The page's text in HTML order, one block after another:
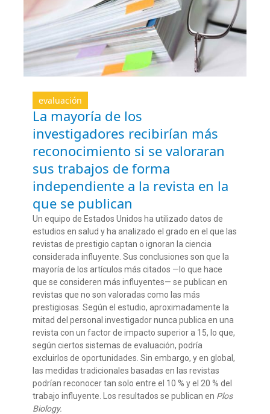
evaluación
La mayoría de los
investigadores recibirían más
reconocimiento si se valoraran
sus trabajos de forma
independiente a la revista en la
que se publican
Un equipo de Estados Unidos ha utilizado datos de
estudios en salud y ha analizado el grado en el que las
revistas de prestigio captan o ignoran la ciencia
considerada influyente. Sus conclusiones son que la
mayoría de los artículos más citados —lo que hace
que se consideren más influyentes— se publican en
revistas que no son valoradas como las más
prestigiosas. Según el estudio, aproximadamente la
mitad del personal investigador nunca publica en una
revista con un factor de impacto superior a 15, lo que,
según ciertos sistemas de evaluación, podría
excluirlos de oportunidades. Sin embargo, y en global,
las medidas tradicionales basadas en las revistas
podrían reconocer tan solo entre el 10 % y el 20 % del
trabajo influyente. Los resultados se publican en Plos
Biology.